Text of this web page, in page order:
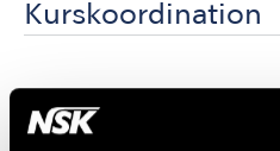
Kurskoordination
Michaela Biscardi-Napoletano